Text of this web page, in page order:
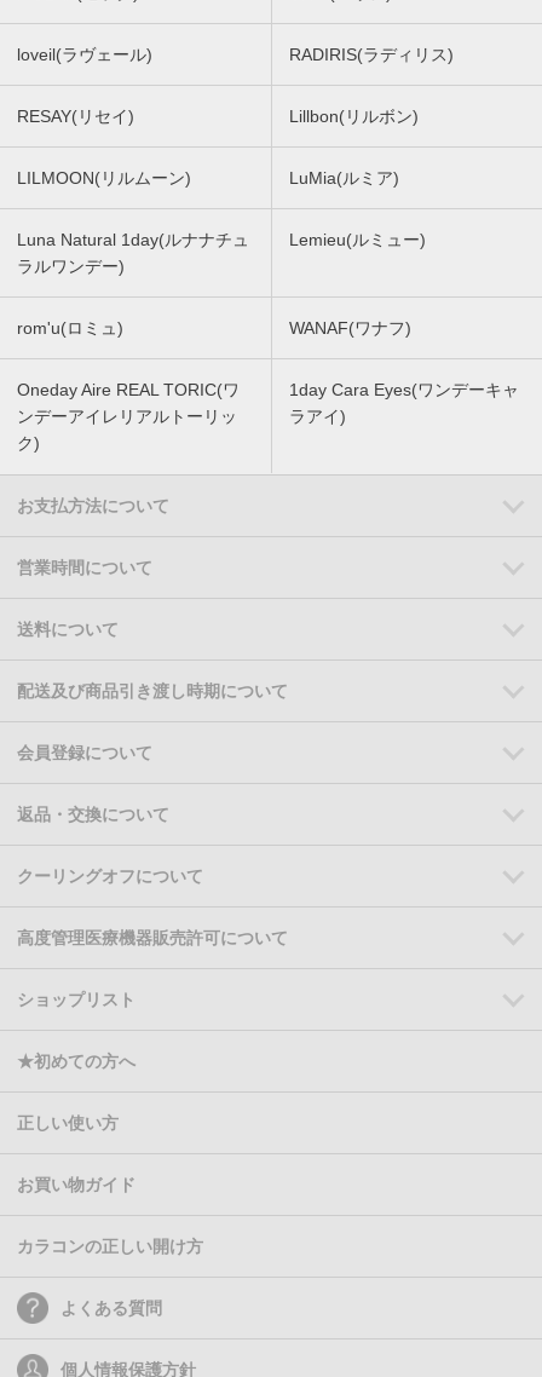
loveil(ラヴェール) RADIRIS(ラディリス)
RESAY(リセイ) Lillbon(リルボン)
LILMOON(リルムーン) LuMia(ルミア)
Luna Natural 1day(ルナナチュ
ラルワンデー)
Lemieu(ルミュー)
rom'u(ロミュ) WANAF(ワナフ)
Oneday Aire REAL TORIC(ワ
ンデーアイレリアルトーリッ
ク)
1day Cara Eyes(ワンデーキャ
ラアイ)
お支払方法について
営業時間について
送料について
配送及び商品引き渡し時期について
会員登録について
返品・交換について
クーリングオフについて
高度管理医療機器販売許可について
ショップリスト
★初めての方へ
正しい使い方
お買い物ガイド
カラコンの正しい開け方
よくある質問
個人情報保護方針